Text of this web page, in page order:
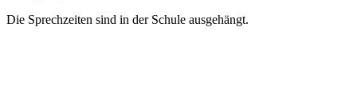
Die Sprechzeiten sind in der Schule ausgehängt.